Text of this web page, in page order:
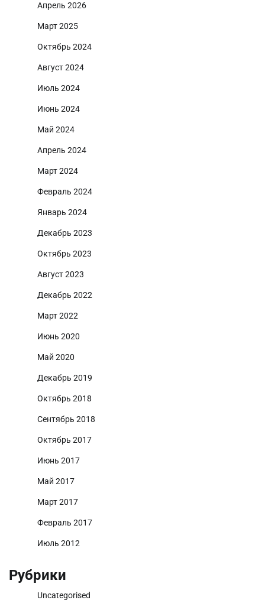
Апрель 2026
Март 2025
Октябрь 2024
Август 2024
Июль 2024
Июнь 2024
Май 2024
Апрель 2024
Март 2024
Февраль 2024
Январь 2024
Декабрь 2023
Октябрь 2023
Август 2023
Декабрь 2022
Март 2022
Июнь 2020
Май 2020
Декабрь 2019
Октябрь 2018
Сентябрь 2018
Октябрь 2017
Июнь 2017
Май 2017
Март 2017
Февраль 2017
Июль 2012
Рубрики
Uncategorised